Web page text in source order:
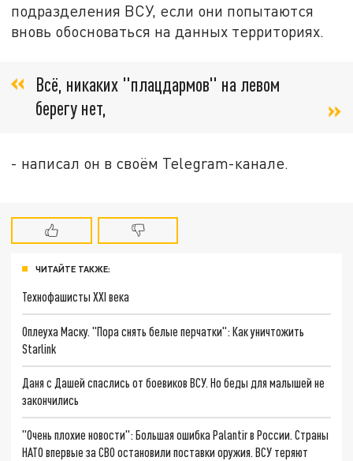
подразделения ВСУ, если они попытаются
вновь обосноваться на данных территориях.
Всё, никаких "плацдармов" на левом
берегу нет,
- написал он в своём Telegram-канале.
ЧИТАЙТЕ ТАКЖЕ:
Технофашисты XXI века
Оплеуха Маску. "Пора снять белые перчатки": Как уничтожить
Starlink
Даня с Дашей спаслись от боевиков ВСУ. Но беды для малышей не
закончились
"Очень плохие новости": Большая ошибка Palantir в России. Страны
НАТО впервые за СВО остановили поставки оружия. ВСУ теряют